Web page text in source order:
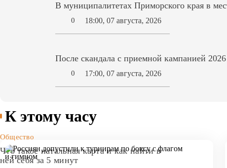
В муниципалитетах Приморского края в
0 18:00, 07 августа, 2026
После скандала с приемной кампанией
0 17:00, 07 августа, 2026
К этому часу
Общество
Что такое натальная карта и как найти в
ней себя за 5 минут